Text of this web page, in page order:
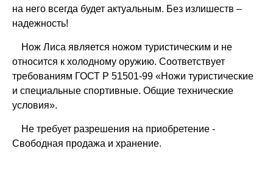
на него всегда будет актуальным. Без излишеств –
надежность!
Нож Лиса является ножом туристическим и не
относится к холодному оружию. Соответствует
требованиям ГОСТ Р 51501-99 «Ножи туристические
и специальные спортивные. Общие технические
условия».
Не требует разрешения на приобретение -
Свободная продажа и хранение.